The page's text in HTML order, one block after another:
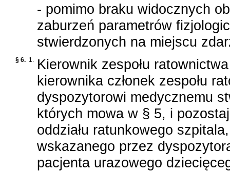
- pomimo braku widocznych
zaburzeń parametrów
stwierdzonych na miejscu
§ 6. 1.
Kierownik zespołu
kierownika członek zespołu
dyspozytorowi medycznemu
których mowa w § 5, i
oddziału ratunkowego
wskazanego przez
pacjenta urazowego